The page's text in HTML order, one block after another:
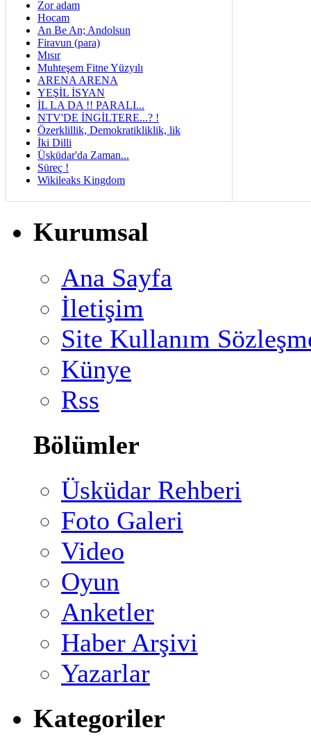
Zor adam
Hocam
An Be An; Andolsun
Firavun (para)
Mısır
Muhteşem Fitne Yüzyılı
ARENA ARENA
YEŞİL İSYAN
İL LA DA !! PARALI...
NTV'DE İNGİLTERE...? !
Özerklillik, Demokratikliklik, lik
İki Dilli
Üsküdar'da Zaman...
Süreç !
Wikileaks Kingdom
Kurumsal
Ana Sayfa
İletişim
Site Kullanım
Künye
Rss
Bölümler
Üsküdar Rehberi
Foto Galeri
Video
Oyun
Anketler
Haber Arşivi
Yazarlar
Kategoriler